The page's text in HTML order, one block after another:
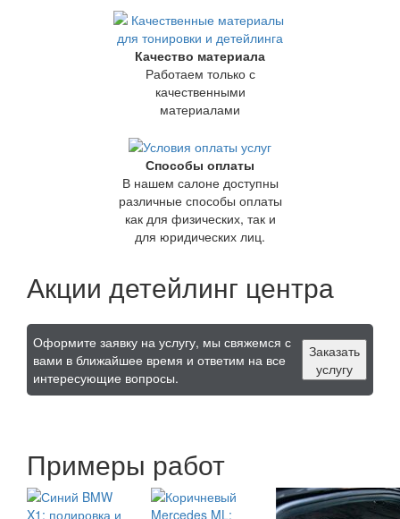
Качество материала
Работаем только с
качественными
материалами
Способы оплаты
В нашем салоне доступны
различные способы оплаты
как для физических, так и
для юридических лиц.
Акции детейлинг центра
Оформите заявку на услугу, мы свяжемся с
вами в ближайшее время и ответим на все
интересующие вопросы.
Заказать
услугу
Примеры работ